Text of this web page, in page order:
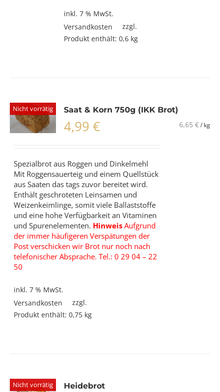
inkl. 7 % MwSt.
zzgl.
Versandkosten
Produkt enthält: 0,6 kg
Nicht vorrätig Saat & Korn 750g (IKK Brot)
4,99€ 6,65 €/ kg
Spezialbrot aus Roggen und Dinkelmehl
Mit Roggensauerteig und einem Quellstück
aus Saaten das tags zuvor bereitet wird.
Enthält geschroteten Leinsamen und
Weizenkeimlinge, somit viele Ballaststoffe
und eine hohe Verfügbarkeit an Vitaminen
und Spurenelementen. Hinweis Aufgrund
der immer häufigeren Verspätungen der
Post verschicken wir Brot nur noch nach
telefonischer Absprache. Tel.: 0 29 04 – 22
50
inkl. 7 % MwSt.
zzgl.
Versandkosten
Produkt enthält: 0,75 kg
Nicht vorrätig Heidebrot